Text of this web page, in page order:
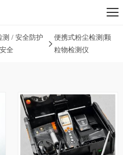
测 / 安全防护
全
便携式粉尘检测|颗
粒物检测仪